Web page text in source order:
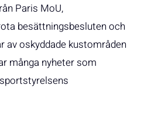
Paris MoU,
besättningsbesluten och
av oskyddade kustområden
många nyheter som